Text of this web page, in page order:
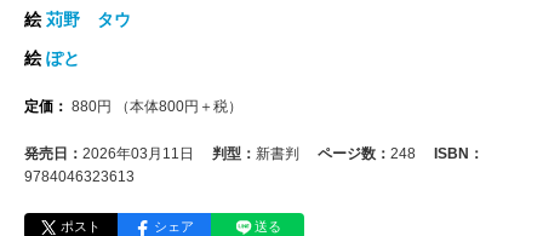
絵苅野 タウ
絵ぽと
定価： 880円 （本体800円＋税）
発売日： 2026年03月11日 判型： 新書判 ページ数： 248
ISBN：
9784046323613
ポスト シェア 送る